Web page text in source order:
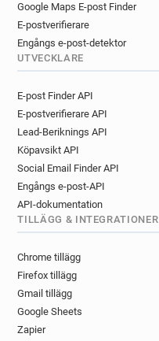
Google Maps E-post Finder
E-postverifierare
Engångs e-post-detektor
UTVECKLARE
E-post Finder API
E-postverifierare API
Lead-Beriknings API
Köpavsikt API
Social Email Finder API
Engångs e-post-API
API-dokumentation
TILLÄGG & INTEGRATIONER
Chrome tillägg
Firefox tillägg
Gmail tillägg
Google Sheets
Zapier